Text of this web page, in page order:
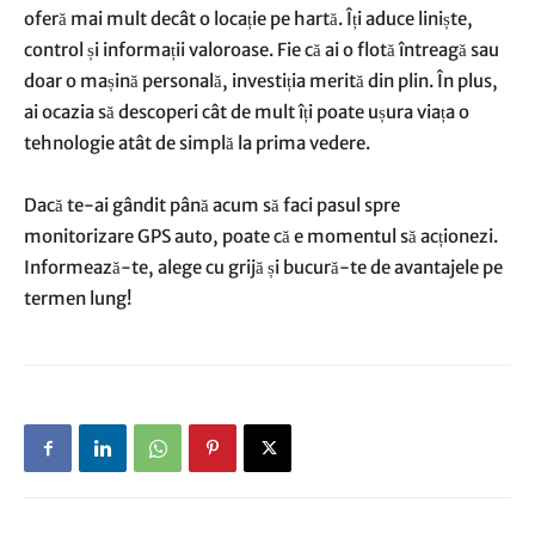
oferă mai mult decât o locație pe hartă. Îți aduce liniște,
control și informații valoroase. Fie că ai o flotă întreagă sau
doar o mașină personală, investiția merită din plin. În plus,
ai ocazia să descoperi cât de mult îți poate ușura viața o
tehnologie atât de simplă la prima vedere.
Dacă te-ai gândit până acum să faci pasul spre
monitorizare GPS auto, poate că e momentul să acționezi.
Informează-te, alege cu grijă și bucură-te de avantajele pe
termen lung!